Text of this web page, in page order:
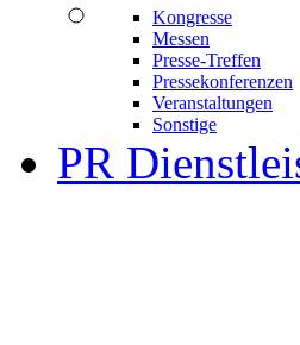
Kongresse
Messen
Presse-Treffen
Pressekonferenzen
Veranstaltungen
Sonstige
PR